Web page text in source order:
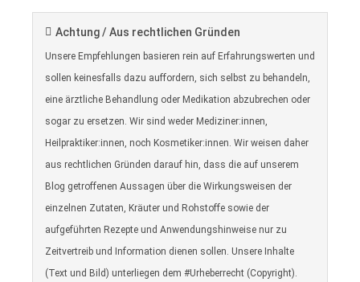
Achtung / Aus rechtlichen Gründen
Unsere Empfehlungen basieren rein auf Erfahrungswerten und
sollen keinesfalls dazu auffordern, sich selbst zu behandeln,
eine ärztliche Behandlung oder Medikation abzubrechen oder
sogar zu ersetzen. Wir sind weder Mediziner:innen,
Heilpraktiker:innen, noch Kosmetiker:innen. Wir weisen daher
aus rechtlichen Gründen darauf hin, dass die auf unserem
Blog getroffenen Aussagen über die Wirkungsweisen der
einzelnen Zutaten, Kräuter und Rohstoffe sowie der
aufgeführten Rezepte und Anwendungshinweise nur zu
Zeitvertreib und Information dienen sollen. Unsere Inhalte
(Text und Bild) unterliegen dem #Urheberrecht (Copyright).